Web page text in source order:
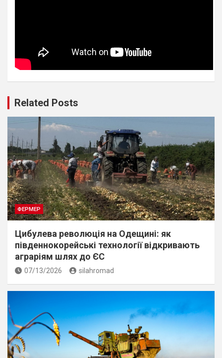
Related Posts
ФЕРМЕР
Цибулева революція на Одещині: як
південнокорейські технології відкривають
аграріям шлях до ЄС
07/13/2026 silahromad